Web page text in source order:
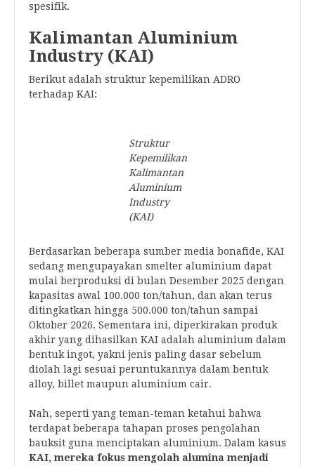
spesifik.
Kalimantan Aluminium
Industry (KAI)
Berikut adalah struktur kepemilikan ADRO
terhadap KAI:
Struktur
Kepemilikan
Kalimantan
Aluminium
Industry
(KAI)
Berdasarkan beberapa sumber media bonafide, KAI
sedang mengupayakan smelter aluminium dapat
mulai berproduksi di bulan Desember 2025 dengan
kapasitas awal 100.000 ton/tahun, dan akan terus
ditingkatkan hingga 500.000 ton/tahun sampai
Oktober 2026. Sementara ini, diperkirakan produk
akhir yang dihasilkan KAI adalah aluminium dalam
bentuk ingot, yakni jenis paling dasar sebelum
diolah lagi sesuai peruntukannya dalam bentuk
alloy, billet maupun aluminium cair.
Nah, seperti yang teman-teman ketahui bahwa
terdapat beberapa tahapan proses pengolahan
bauksit guna menciptakan aluminium. Dalam kasus
KAI, mereka fokus mengolah alumina menjadi